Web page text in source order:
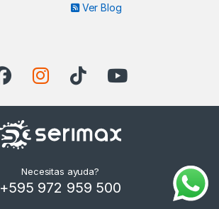
Ver Blog
Necesitas ayuda?
+595 972 959 500